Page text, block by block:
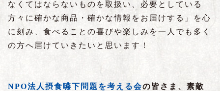
なくてはならないものを取扱い、必要としている
方々に確かな商品・確かな情報をお届けする」を心
に刻み、食べることの喜びや楽しみを一人でも多く
の方へ届けていきたいと思います！
NPO法人摂食嚥下問題を考える会の皆さま、素敵